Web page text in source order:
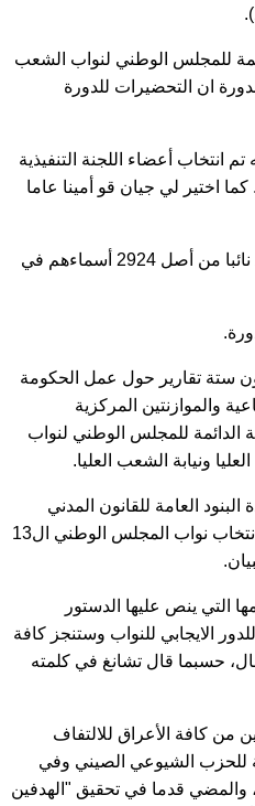
للمجلس الوطني لنواب الشعب
ان التحضيرات للدورة
انتخاب أعضاء اللجنة التنفيذية
عددهم 169 شخصا. كما اختير لي جيان قو أمينا عاما
وحتى أمس الجمعة، سجل 2875 نائبا من أصل 2924 أسماءهم في
ستة تقارير حول عمل الحكومة
والموازنتين المركزية
الدائمة للمجلس الوطني لنواب
ونيابة الشعب العليا.
العامة للقانون المدني
وثلاثة مشروعات قوانين تتعلق بانتخاب نواب المجلس الوطني ال13
التي ينص عليها الدستور
الايجابي للنواب وستنجز كافة
حسبما قال تشانغ في كلمته
من كافة الأعراق للالتفاف
للحزب الشيوعي الصيني وفي
والمضي قدما في تحقيق "الهدفين